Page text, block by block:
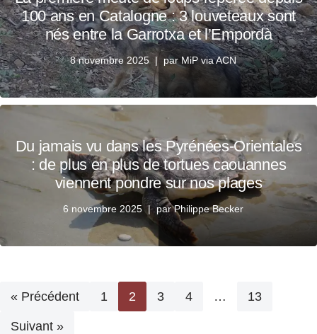
100 ans en Catalogne : 3 louveteaux sont
nés entre la Garrotxa et l’Empordà
8 novembre 2025 par MiP via ACN
Du jamais vu dans les Pyrénées-Orientales
: de plus en plus de tortues caouannes
viennent pondre sur nos plages
6 novembre 2025 parPhilippe Becker
« Précédent 1 2 3 4 … 13
Suivant »